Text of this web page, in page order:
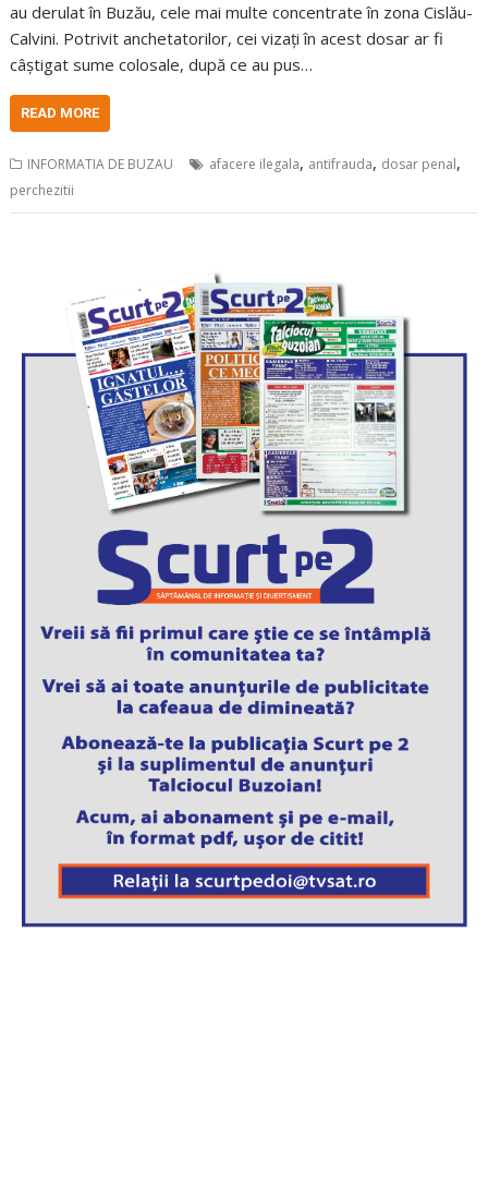
au derulat în Buzău, cele mai multe concentrate în zona Cislău-
Calvini. Potrivit anchetatorilor, cei vizați în acest dosar ar fi
câștigat sume colosale, după ce au pus…
READ MORE
INFORMATIA DE BUZAU afacere ilegala, antifrauda, dosar penal,
perchezitii